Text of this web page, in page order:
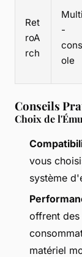
Ret
roA
rch
Multi
-
cons
ole
Conseils
Choix de
vous
système
offrent des
matériel